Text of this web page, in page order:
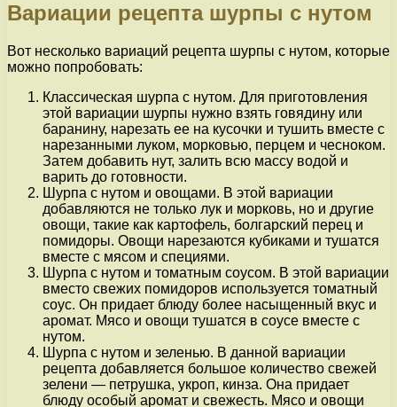
Вариации рецепта шурпы с нутом
Вот несколько вариаций рецепта шурпы с нутом, которые
можно попробовать:
Классическая шурпа с нутом. Для приготовления
этой вариации шурпы нужно взять говядину или
баранину, нарезать ее на кусочки и тушить вместе с
нарезанными луком, морковью, перцем и чесноком.
Затем добавить нут, залить всю массу водой и
варить до готовности.
Шурпа с нутом и овощами. В этой вариации
добавляются не только лук и морковь, но и другие
овощи, такие как картофель, болгарский перец и
помидоры. Овощи нарезаются кубиками и тушатся
вместе с мясом и специями.
Шурпа с нутом и томатным соусом. В этой вариации
вместо свежих помидоров используется томатный
соус. Он придает блюду более насыщенный вкус и
аромат. Мясо и овощи тушатся в соусе вместе с
нутом.
Шурпа с нутом и зеленью. В данной вариации
рецепта добавляется большое количество свежей
зелени — петрушка, укроп, кинза. Она придает
блюду особый аромат и свежесть. Мясо и овощи